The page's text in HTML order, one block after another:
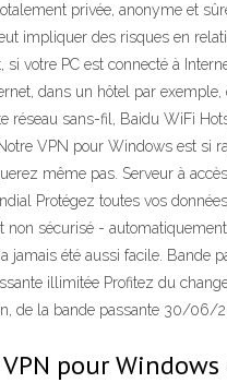
privée, anonyme et
impliquer des risques en
si votre PC est connecté à
dans un hôtel par
réseau sans-fil, Baidu WiFi
VPN pour Windows est si
même pas. Serveur à
Protégez toutes vos
non sécurisé -
jamais été aussi facile. Bande
illimitée Profitez du
de la bande passante 30/06/
pour Windows